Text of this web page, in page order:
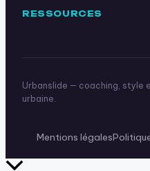
RESSOURCES
Urbanslide — coaching, style
urbaine.
Mentions légales